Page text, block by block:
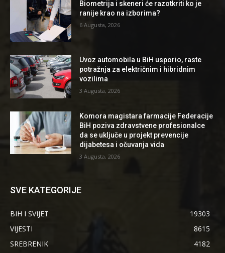
Biometrija i skeneri će razotkriti ko je
ranije krao na izborima?
6 Augusta, 2026
Uvoz automobila u BiH usporio, raste
potražnja za električnim i hibridnim
vozilima
3 Augusta, 2026
Komora magistara farmacije Federacije
BiH poziva zdravstvene profesionalce
da se uključe u projekt prevencije
dijabetesa i očuvanja vida
3 Augusta, 2026
SVE KATEGORIJE
BIH I SVIJET
19303
VIJESTI
8615
SREBRENIK
4182